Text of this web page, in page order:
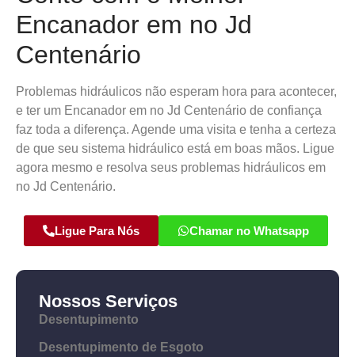
Encanador em no Jd
Centenário
Problemas hidráulicos não esperam hora para acontecer,
e ter um Encanador em no Jd Centenário de confiança
faz toda a diferença. Agende uma visita e tenha a certeza
de que seu sistema hidráulico está em boas mãos. Ligue
agora mesmo e resolva seus problemas hidráulicos em
no Jd Centenário.
Ligue Para Nós Chamar no Whatsapp
Nossos Serviços
Desentupimento
Desentupimento de Esgoto